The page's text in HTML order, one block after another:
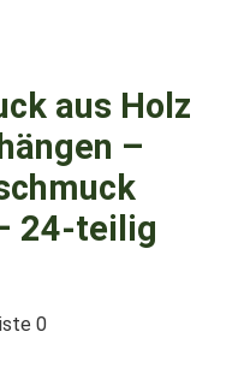
aus Holz
–
24-teilig
0